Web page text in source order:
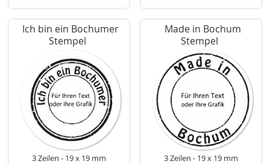
Ich bin ein Bochumer
Stempel
3 Zeilen 19 x 19 mm
Made in Bochum
Stempel
3 Zeilen 19 x 19 mm